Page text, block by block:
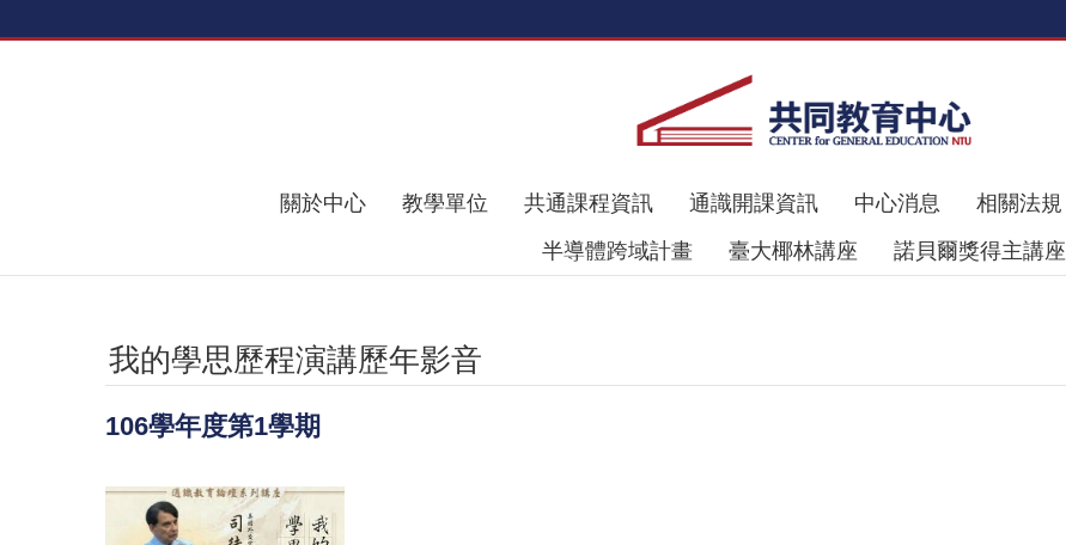
關於中心 教學單位 共通課程資訊 通識開課資訊 中心消息 相關法規
半導體跨域計畫
臺大椰林講座 諾貝爾獎得主講座
我的學思歷程演講歷年影音
106學年度第1學期